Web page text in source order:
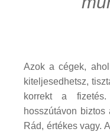
Azok a cégek,
kiteljesedhetsz,
korrekt a
hosszútávon
Rád, értékes vagy.